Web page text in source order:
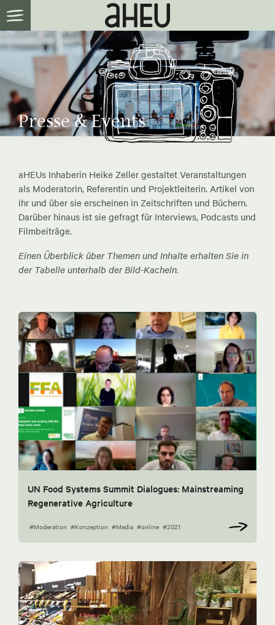
Presse & Events
aHEUs Inhaberin Heike Zeller gestaltet Veranstaltungen
als Moderatorin, Referentin und Projektleiterin. Artikel von
ihr und über sie erscheinen in Zeitschriften und Büchern.
Darüber hinaus ist sie gefragt für Interviews, Podcasts und
Filmbeiträge.
Einen Überblick über Themen und Inhalte erhalten Sie in
der Tabelle unterhalb der Bild-Kacheln.
UN Food Systems Summit Dialogues: Mainstreaming
Regenerative Agriculture
#Moderation #Konzeption #Media #online #2021